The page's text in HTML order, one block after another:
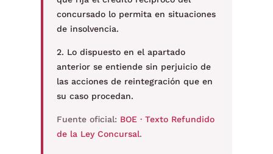
concursado lo permita en situaciones
de insolvencia.
2. Lo dispuesto en el apartado
anterior se entiende sin perjuicio de
las acciones de reintegración que en
su caso procedan.
Fuente oficial: BOE · Texto Refundido
de la Ley Concursal.